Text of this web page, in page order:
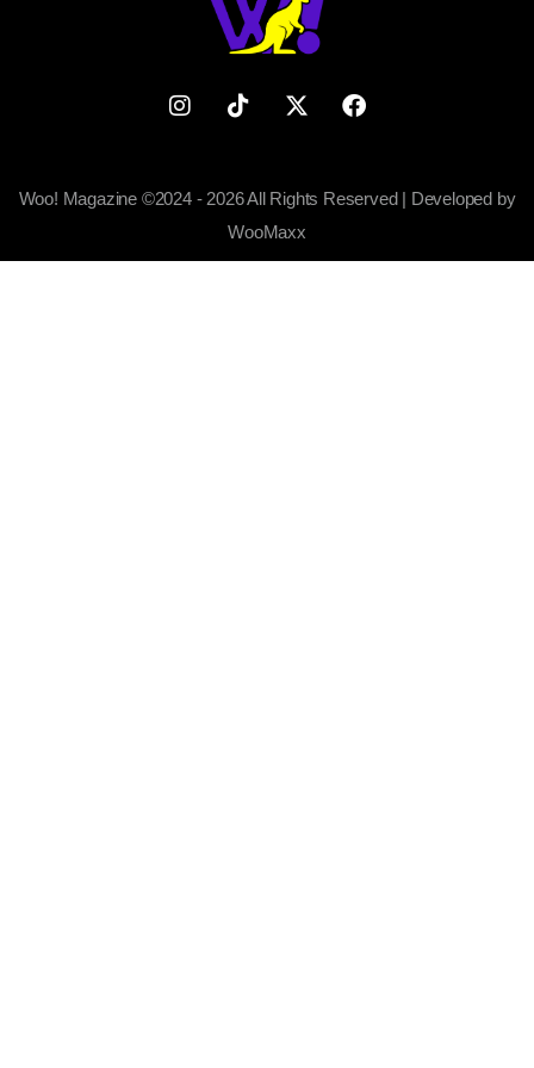
Woo! Magazine ©2024 - 2026 All Rights Reserved | Developed by
WooMaxx